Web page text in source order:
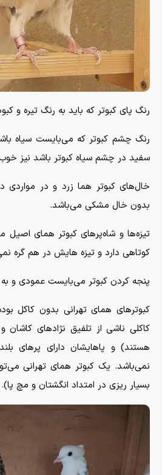
رنگ پای کبوتر که باید به رنگ تیره و
رنگ چشم کبوتر که می‌بایست سیاه
سفید در چشم سیاه کبوتر باشد نیز
خال‌های کبوتر هما زرد و در مواردی
بدون خال مشکی می‌باشد.
تیزه‌ها و شاه‌پر‌های کبوتر همای
کوتاهی دارد و تیزه هایش در هم گره
پنجه کردن کبوتر می‌بایست عمودی و
کبوتر‌های همای تهرانی بدون کاکل
کاکلی ناشی از تلفیق نژاد‌های کاشان
هستند) و پاهایشان دارای پر‌های
نمی‌باشد. یک کبوتر همای تهرانی
بسیار ریزی در امتداد انگشتان و مچ پا).